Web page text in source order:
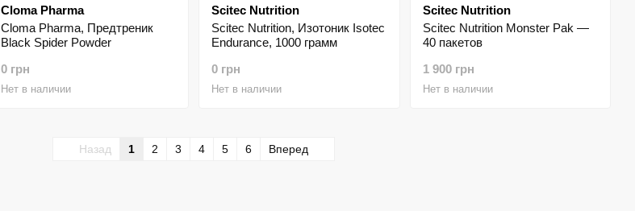
Cloma Pharma
Cloma Pharma, Предтреник
Black Spider Powder
0 грн
Нет в наличии
Scitec Nutrition
Scitec Nutrition, Изотоник Isotec
Endurance, 1000 грамм
0 грн
Нет в наличии
Scitec Nutrition
Scitec Nutrition Monster Pak —
40 пакетов
1 900 грн
Нет в наличии
Назад 1 2 3 4 5 6 Вперед